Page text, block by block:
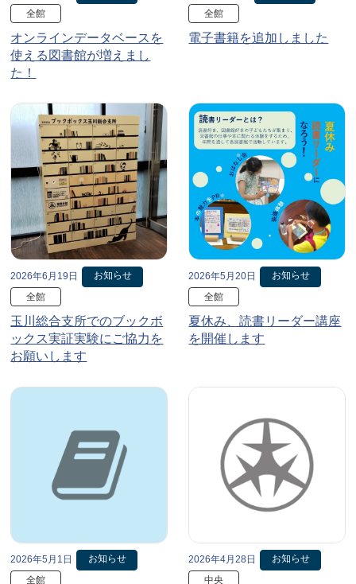
全館
オンラインデータベースを
使える図書館が増えまし
た！
全館
電子書籍を追加しました
2026年6月19日
お知らせ
全館
玉川総合支所でのブックボ
ックス実証実験にご協力を
お願いします
2026年5月20日
お知らせ
全館
夏休み、読書リーダー講座
を開催します
2026年5月1日
お知らせ
全館
2026年4月28日
お知らせ
中央